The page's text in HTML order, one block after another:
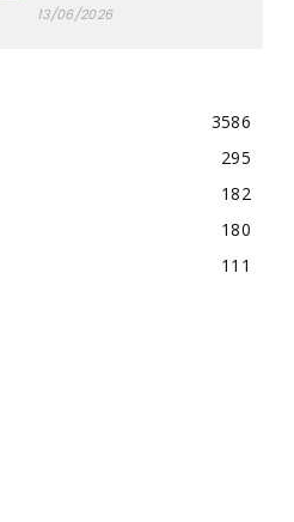
13/06/2026
3586
295
182
180
111